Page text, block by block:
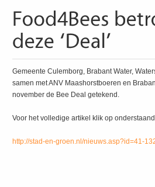
Gemeente Culemborg, Brabant Water,
samen met ANV Maashorstboeren en
november de Bee Deal getekend.
Voor het volledige artikel klik op
http://stad-en-groen.nl/nieuws.asp?id=41-